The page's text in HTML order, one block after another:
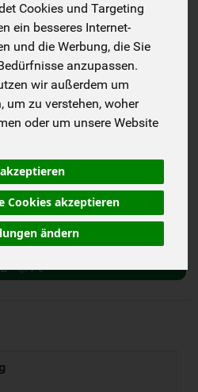
Cookies und Targeting
ein besseres Internet-
und die Werbung, die Sie
anzupassen.
wir außerdem um
um zu verstehen, woher
oder um unsere Website
Cookies akzeptieren
ändern
Wir machen Bio aus
Rapunzel
EG
Handelsklasse--
(9,58 € / kg)
inkl. 7% MwSt.
500 g
4,79€